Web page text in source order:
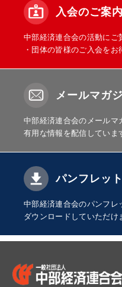
入会のご案内
中部経済連合会の活動にご
・団体の皆様のご入会をお
メールマガ
中部経済連合会のメールマ
有用な情報を配信していま
パンフレッ
中部経済連合会のパンフレ
ダウンロードしていただけ